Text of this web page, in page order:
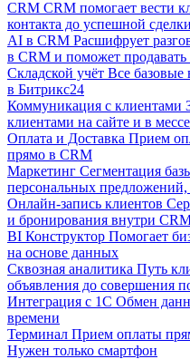
CRM CRM помогает вести
контакта до успешной сделки
AI в CRM Расшифрует
в CRM и поможет
Складской учёт Все
в Битрикс24
Коммуникация с клиентами
клиентами на сайте и в
Оплата и Доставка Прием
прямо в CRM
Маркетинг Сегментация
персональных предложений,
Онлайн-запись клиентов
и бронирования внутри
BI Конструктор Помогает
на основе данных
Сквозная аналитика Путь
объявления до совершения
Интеграция с 1С Обмен
времени
Терминал Прием оплаты
Нужен только смартфон